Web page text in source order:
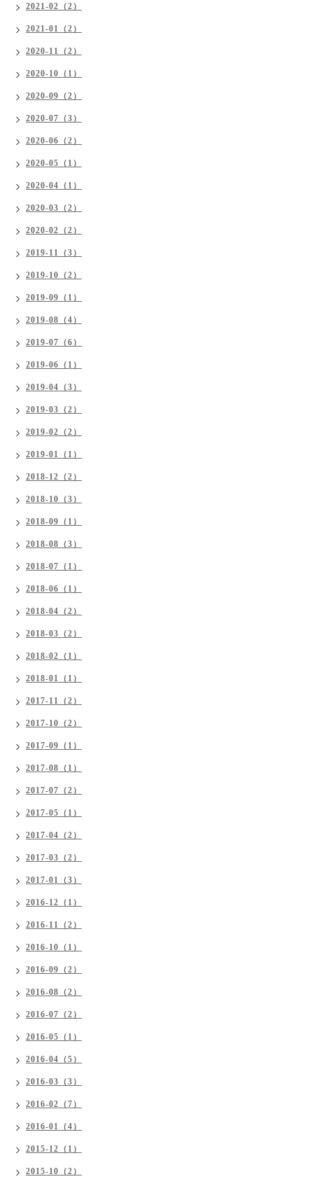
2021-02（2）
2021-01（2）
2020-11（2）
2020-10（1）
2020-09（2）
2020-07（3）
2020-06（2）
2020-05（1）
2020-04（1）
2020-03（2）
2020-02（2）
2019-11（3）
2019-10（2）
2019-09（1）
2019-08（4）
2019-07（6）
2019-06（1）
2019-04（3）
2019-03（2）
2019-02（2）
2019-01（1）
2018-12（2）
2018-10（3）
2018-09（1）
2018-08（3）
2018-07（1）
2018-06（1）
2018-04（2）
2018-03（2）
2018-02（1）
2018-01（1）
2017-11（2）
2017-10（2）
2017-09（1）
2017-08（1）
2017-07（2）
2017-05（1）
2017-04（2）
2017-03（2）
2017-01（3）
2016-12（1）
2016-11（2）
2016-10（1）
2016-09（2）
2016-08（2）
2016-07（2）
2016-05（1）
2016-04（5）
2016-03（3）
2016-02（7）
2016-01（4）
2015-12（1）
2015-10（2）